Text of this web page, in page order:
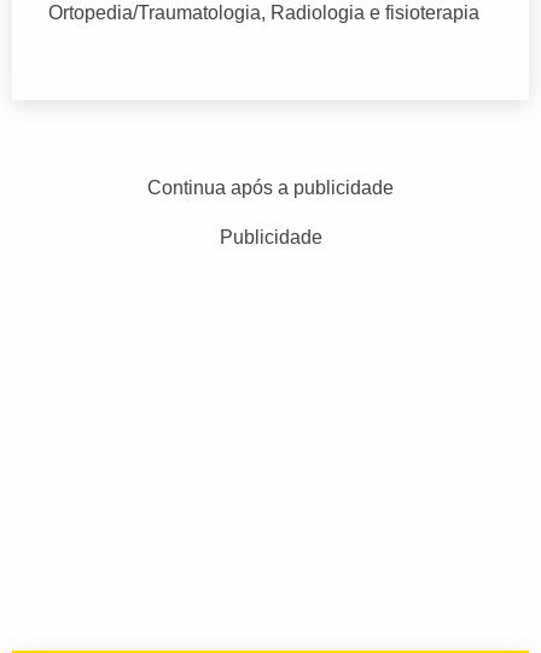
Ortopedia/Traumatologia, Radiologia e fisioterapia
Continua após a publicidade
Publicidade